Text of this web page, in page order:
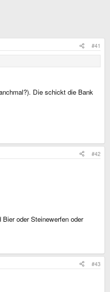
#41
Die schickt die Bank
#42
oder Steinewerfen oder
#43